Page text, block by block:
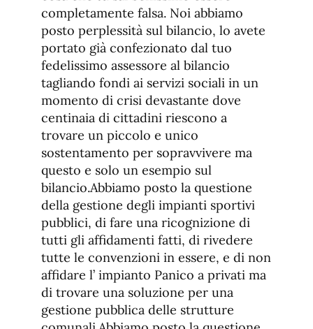
completamente falsa. Noi abbiamo
posto perplessità sul bilancio, lo avete
portato già confezionato dal tuo
fedelissimo assessore al bilancio
tagliando fondi ai servizi sociali in un
momento di crisi devastante dove
centinaia di cittadini riescono a
trovare un piccolo e unico
sostentamento per sopravvivere ma
questo e solo un esempio sul
bilancio.Abbiamo posto la questione
della gestione degli impianti sportivi
pubblici, di fare una ricognizione di
tutti gli affidamenti fatti, di rivedere
tutte le convenzioni in essere, e di non
affidare l’ impianto Panico a privati ma
di trovare una soluzione per una
gestione pubblica delle strutture